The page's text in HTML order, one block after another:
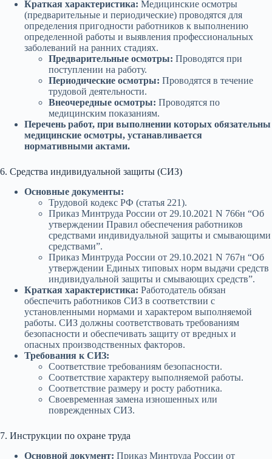
Краткая характеристика: Медицинские осмотры
(предварительные и периодические) проводятся для
определения пригодности работников к выполнению
определенной работы и выявления профессиональных
заболеваний на ранних стадиях.
Предварительные осмотры: Проводятся при
поступлении на работу.
Периодические осмотры: Проводятся в течение
трудовой деятельности.
Внеочередные осмотры: Проводятся по
медицинским показаниям.
Перечень работ, при выполнении которых обязательны
медицинские осмотры, устанавливается
нормативными актами.
6. Средства индивидуальной защиты (СИЗ)
Основные документы:
Трудовой кодекс РФ (статья 221).
Приказ Минтруда России от 29.10.2021 N 766н “Об
утверждении Правил обеспечения работников
средствами индивидуальной защиты и смывающими
средствами”.
Приказ Минтруда России от 29.10.2021 N 767н “Об
утверждении Единых типовых норм выдачи средств
индивидуальной защиты и смывающих средств”.
Краткая характеристика: Работодатель обязан
обеспечить работников СИЗ в соответствии с
установленными нормами и характером выполняемой
работы. СИЗ должны соответствовать требованиям
безопасности и обеспечивать защиту от вредных и
опасных производственных факторов.
Требования к СИЗ:
Соответствие требованиям безопасности.
Соответствие характеру выполняемой работы.
Соответствие размеру и росту работника.
Своевременная замена изношенных или
поврежденных СИЗ.
7. Инструкции по охране труда
Основной документ: Приказ Минтруда России от